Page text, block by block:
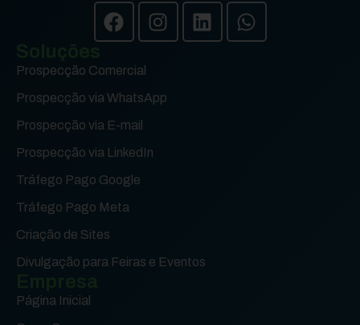
Prospecção Comercial
Prospecção via WhatsApp
Prospecção via E-mail
Prospecção via LinkedIn
Tráfego Pago Google
Tráfego Pago Meta
Criação de Sites
Divulgação para Feiras e Eventos
Página Inicial